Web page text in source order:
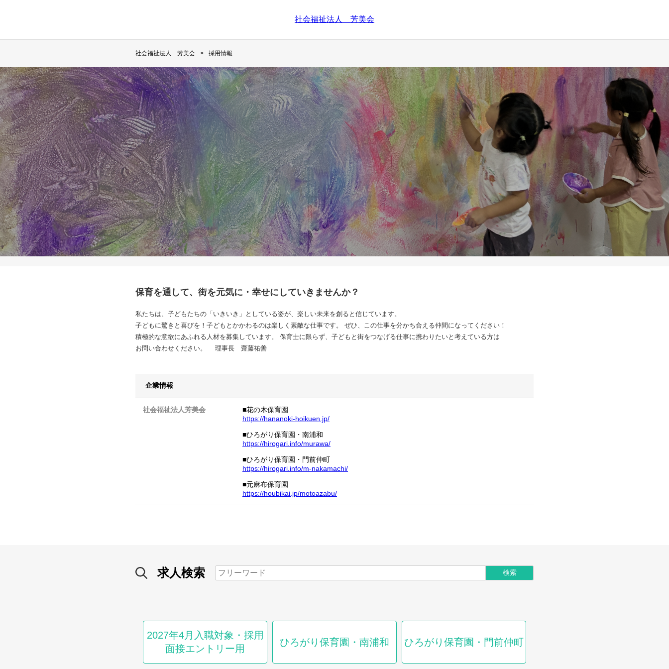
社会福祉法人 芳美会
社会福祉法人 芳美会 採用情報
保育を通して、街を元気に・幸せにしていきませんか？
私たちは、子どもたちの「いきいき」としている姿が、楽しい未来を創ると信じています。
子どもに驚きと喜びを！子どもとかかわるのは楽しく素敵な仕事です。 ぜひ、この仕事を分かち合える仲間になってください！
積極的な意欲にあふれる人材を募集しています。 保育士に限らず、子どもと街をつなげる仕事に携わりたいと考えている方は
お問い合わせください。 理事長 齋藤祐善
企業情報
社会福祉法人芳美会
■花の木保育園
https://hananoki-hoikuen.jp/
■ひろがり保育園・南浦和
https://hirogari.info/murawa/
■ひろがり保育園・門前仲町
https://hirogari.info/m-nakamachi/
■元麻布保育園
https://houbikai.jp/motoazabu/
求人検索
2027年4月入職対象・採用
面接エントリー用
ひろがり保育園・南浦和 ひろがり保育園・門前仲町